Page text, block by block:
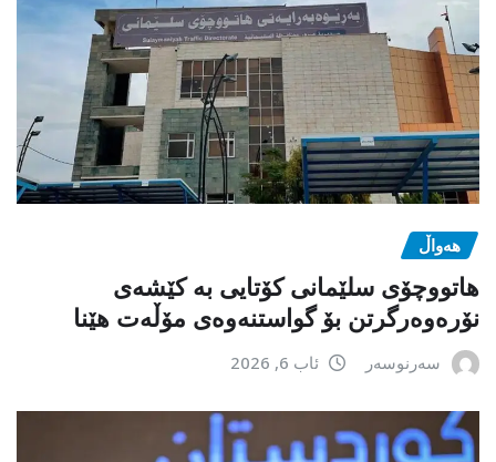
هەواڵ
هاتووچۆی سلێمانی کۆتایی بە کێشەی
نۆرەوەرگرتن بۆ گواستنەوەی مۆڵەت هێنا
سەرنوسەر ئاب 6, 2026